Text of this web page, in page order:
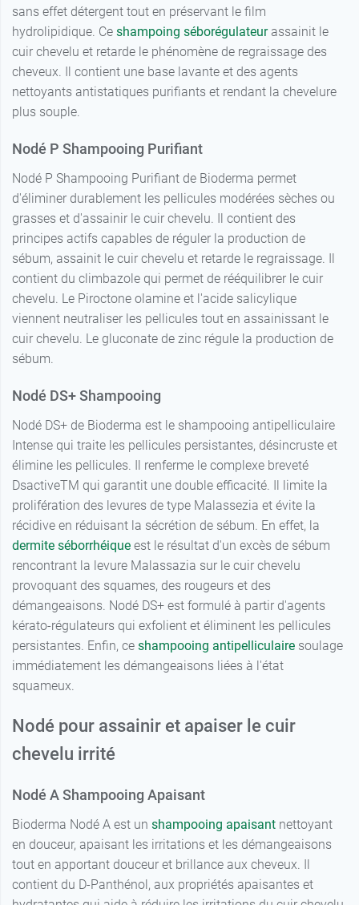
sans effet détergent tout en préservant le film
hydrolipidique. Ce shampoing séborégulateurassainit le
cuir chevelu et retarde le phénomène de regraissage des
cheveux. Il contient une base lavante et des agents
nettoyants antistatiques purifiants et rendant la chevelure
plus souple.
Nodé P Shampooing Purifiant
Nodé P Shampooing Purifiant de Bioderma permet
d'éliminer durablement les pellicules modérées sèches ou
grasses et d'assainir le cuir chevelu. Il contient des
principes actifs capables de réguler la production de
sébum, assainit le cuir chevelu et retarde le regraissage. Il
contient du climbazole qui permet de rééquilibrer le cuir
chevelu. Le Piroctone olamine et l'acide salicylique
viennent neutraliser les pellicules tout en assainissant le
cuir chevelu. Le gluconate de zinc régule la production de
sébum.
Nodé DS+ Shampooing
Nodé DS+ de Bioderma est le shampooing antipelliculaire
Intense qui traite les pellicules persistantes, désincruste et
élimine les pellicules. Il renferme le complexe breveté
DsactiveTM qui garantit une double efficacité. Il limite la
prolifération des levures de type Malassezia et évite la
récidive en réduisant la sécrétion de sébum. En effet, la
dermite séborrhéique est le résultat d'un excès de sébum
rencontrant la levure Malassazia sur le cuir chevelu
provoquant des squames, des rougeurs et des
démangeaisons. Nodé DS+ est formulé à partir d'agents
kérato-régulateurs qui exfolient et éliminent les pellicules
persistantes. Enfin, ce shampooing antipelliculaire soulage
immédiatement les démangeaisons liées à l'état
squameux.
Nodé pour assainir et apaiser le cuir
chevelu irrité
Nodé A Shampooing Apaisant
Bioderma Nodé A est un shampooing apaisant nettoyant
en douceur, apaisant les irritations et les démangeaisons
tout en apportant douceur et brillance aux cheveux. Il
contient du D-Panthénol, aux propriétés apaisantes et